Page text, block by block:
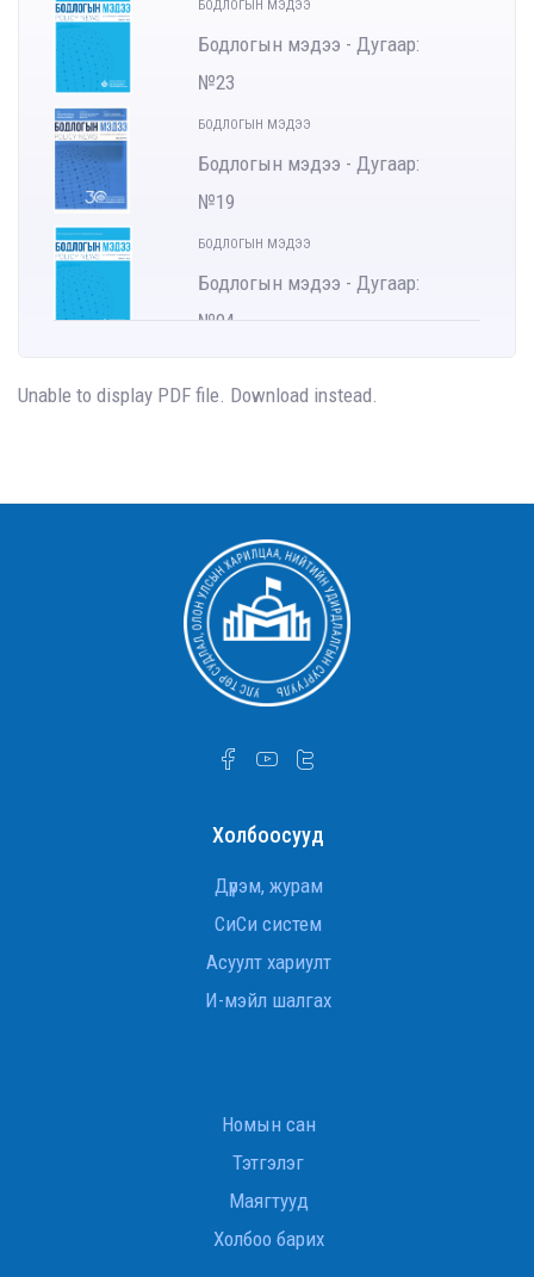
БОДЛОГЫН МЭДЭЭ
Бодлогын мэдээ - Дугаар:
№23
БОДЛОГЫН МЭДЭЭ
Бодлогын мэдээ - Дугаар:
№19
БОДЛОГЫН МЭДЭЭ
Бодлогын мэдээ - Дугаар:
№04
Бодлогын мэдээ - Дугаар:
№15
БОДЛОГЫН МЭДЭЭ
Бодлогын мэдээ - Дугаар:
№11
Бодлогын мэдээ - Дугаар:
БОДЛОГЫН МЭДЭЭ
Бодлогын мэдээ - Дугаар:
№08
БОДЛОГЫН МЭДЭЭ
Бодлогын мэдээ - Дугаар:
Бодлогын мэдээ - Дугаар:
№06
БОДЛОГЫН МЭДЭЭ
Бодлогын мэдээ - Дугаар:
Unable to display PDF file. Download instead.
Холбоосууд
Дүрэм, журам
СиСи систем
Асуулт хариулт
И-мэйл шалгах
Номын сан
Тэтгэлэг
Маягтууд
Холбоо барих